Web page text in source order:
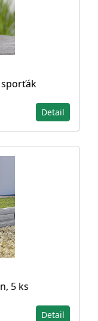
sporťák
Detail
5 ks
Detail